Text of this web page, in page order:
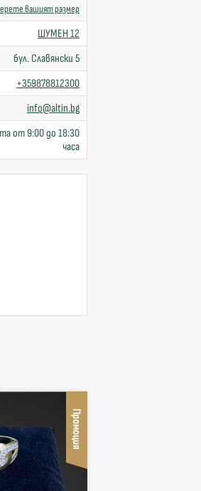
вашият размер
ШУМЕН 12
бул. Славянски 5
+359878812300
info@altin.bg
от 9:00 до 18:30
часа
Промоция